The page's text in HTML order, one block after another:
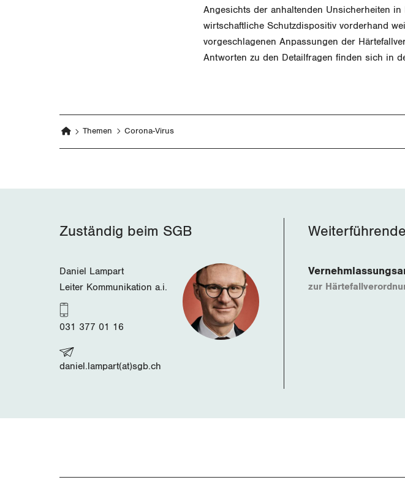
Angesichts der anhaltenden Unsicherheiten
wirtschaftliche Schutzdispositiv vorderhand
vorgeschlagenen Anpassungen der
Antworten zu den Detailfragen finden sich in
Themen Corona-Virus
Zuständig beim SGB
Daniel Lampart
Leiter Kommunikation a.i.
031 377 01 16
daniel.lampart(at)sgb.ch
zur